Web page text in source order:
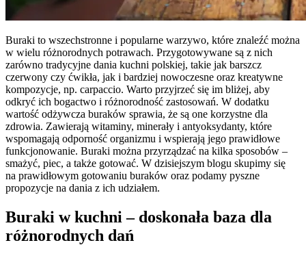
Buraki to wszechstronne i popularne warzywo, które znaleźć można
w wielu różnorodnych potrawach. Przygotowywane są z nich
zarówno tradycyjne dania kuchni polskiej, takie jak barszcz
czerwony czy ćwikła, jak i bardziej nowoczesne oraz kreatywne
kompozycje, np. carpaccio. Warto przyjrzeć się im bliżej, aby
odkryć ich bogactwo i różnorodność zastosowań. W dodatku
wartość odżywcza buraków sprawia, że są one korzystne dla
zdrowia. Zawierają witaminy, minerały i antyoksydanty, które
wspomagają odporność organizmu i wspierają jego prawidłowe
funkcjonowanie. Buraki można przyrządzać na kilka sposobów –
smażyć, piec, a także gotować. W dzisiejszym blogu skupimy się
na prawidłowym gotowaniu buraków oraz podamy pyszne
propozycje na dania z ich udziałem.
Buraki w kuchni – doskonała baza dla
różnorodnych dań